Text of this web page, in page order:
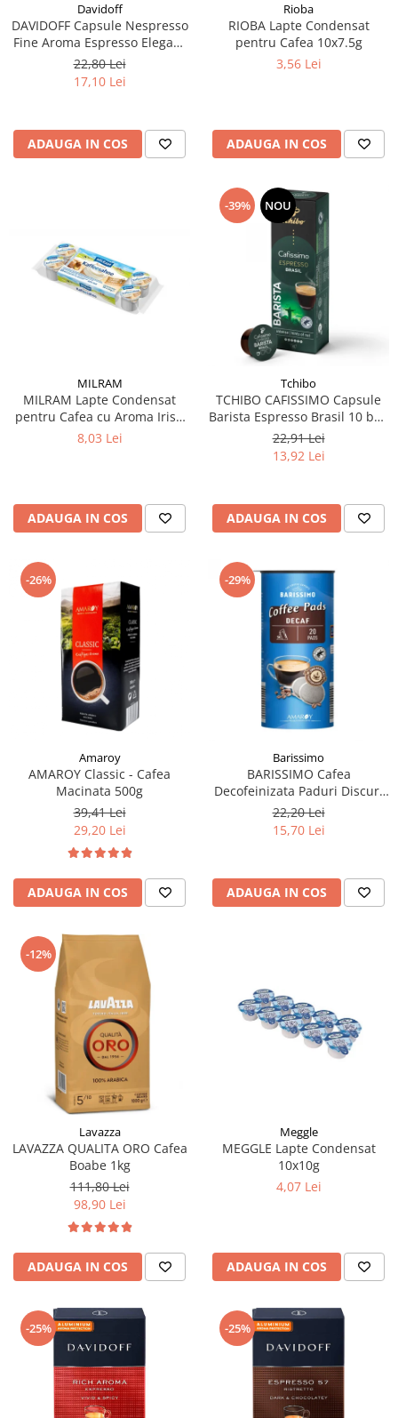
Davidoff
DAVIDOFF Capsule Nespresso
Fine Aroma Espresso Elegant
& Fragrant 10x5.5g
22,80 Lei
17,10 Lei
ADAUGA IN COS
Rioba
RIOBA Lapte Condensat
pentru Cafea 10x7.5g
3,56 Lei
ADAUGA IN COS
MILRAM
MILRAM Lapte Condensat
pentru Cafea cu Aroma Irish
Cream 10x14g
8,03 Lei
ADAUGA IN COS
-39% NOU
Tchibo
TCHIBO CAFISSIMO Capsule
Barista Espresso Brasil 10 buc
80g (27.10.2026)
22,91 Lei
13,92 Lei
ADAUGA IN COS
-26%
Amaroy
AMAROY Classic - Cafea
Macinata 500g
39,41 Lei
29,20 Lei
ADAUGA IN COS
-29%
Barissimo
BARISSIMO Cafea
Decofeinizata Paduri Discuri
Senseo 62mm Monodoze
20buc - 140g
22,20 Lei
15,70 Lei
ADAUGA IN COS
-12%
Lavazza
LAVAZZA QUALITA ORO Cafea
Boabe 1kg
111,80 Lei
98,90 Lei
ADAUGA IN COS
Meggle
MEGGLE Lapte Condensat
10x10g
4,07 Lei
ADAUGA IN COS
-25% -25%